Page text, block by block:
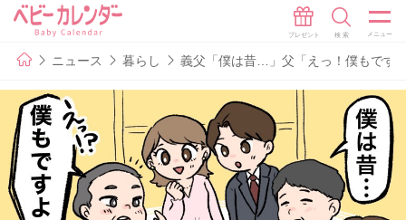
ニュース 暮らし 義父「僕は昔…」父「えっ！僕もです